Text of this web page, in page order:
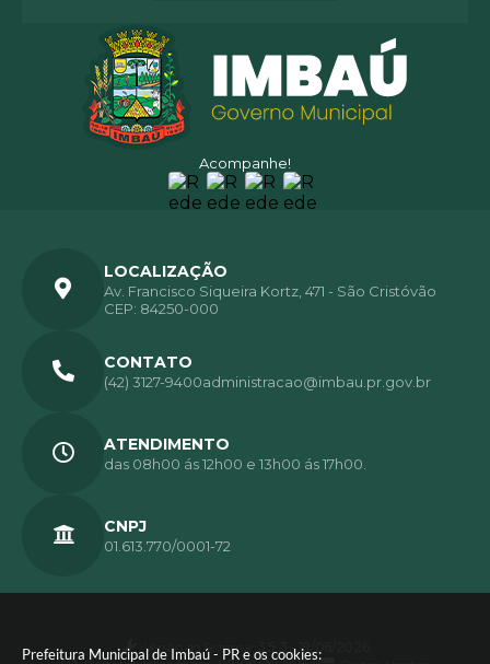
Prefeitura Municipal de Imbaú - PR e os cookies:
Acompanhe!
LOCALIZAÇÃO
Av. Francisco Siqueira Kortz, 471 - São Cristóvão
CEP: 84250-000
CONTATO
(42) 3127-9400administracao@imbau.pr.gov.br
ATENDIMENTO
das 08h00 ás 12h00 e 13h00 ás 17h00.
CNPJ
01.613.770/0001-72
Versão do Sistema:
3.5.3 - 19/06/2026